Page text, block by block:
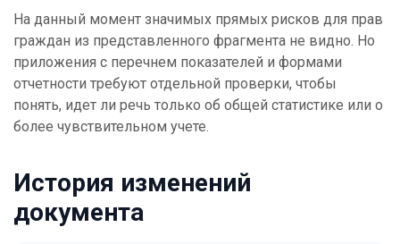
На данный момент значимых прямых рисков для прав
граждан из представленного фрагмента не видно. Но
приложения с перечнем показателей и формами
отчетности требуют отдельной проверки, чтобы
понять, идет ли речь только об общей статистике или о
более чувствительном учете.
История изменений
документа